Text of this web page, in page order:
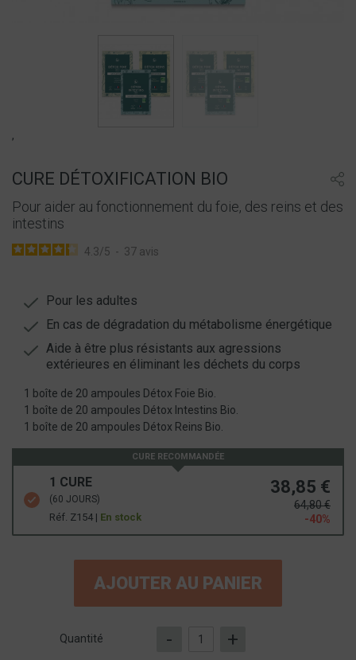
CURE DÉTOXIFICATION BIO
Pour aider au fonctionnement du foie, des reins et des
intestins
4.3/5 - 37 avis
Pour les adultes
En cas de dégradation du métabolisme énergétique
Aide à être plus résistants aux agressions
extérieures en éliminant les déchets du corps
1 boîte de 20 ampoules Détox Foie Bio.
1 boîte de 20 ampoules Détox Intestins Bio.
1 boîte de 20 ampoules Détox Reins Bio.
CURE RECOMMANDÉE
1 CURE
(60 JOURS)
Réf. Z154 | En stock
38,85 €
64,80 €
-40%
AJOUTER AU PANIER
Quantité - +
,